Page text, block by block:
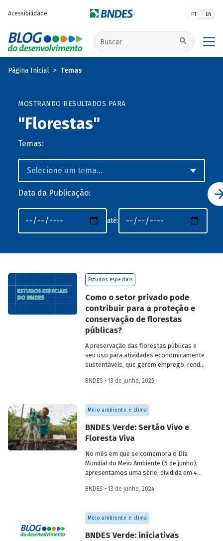
Acessibilidade PT EN
Buscar no site
Página Inicial Temas
MOSTRANDO RESULTADOS PARA
"Florestas"
Temas:
Data da Publicação:
até:
Estudos especiais
Como o setor privado pode
contribuir para a proteção e
conservação de florestas
públicas?
A preservação das florestas públicas e
seu uso para atividades economicamente
sustentáveis, que gerem emprego, renda
vive nessas regiões, não são excludentes.
desafio para a gestão e preservação das
florestas e da possibilidade de utilização
privado para viabilizar o desenvolvimento
sustentável nessas regiões.
BNDES • 13 de junho, 2025
Meio ambiente e clima
BNDES Verde: Sertão Vivo e
Floresta Viva
No mês em que se comemora o Dia
Mundial do Meio Ambiente (5 de junho),
apresentamos uma série, dividida em 4
BNDES relacionadas ao tema. Os
Vivo” e “Floresta Viva”.
BNDES • 13 de junho, 2024
Meio ambiente e clima
BNDES Verde: iniciativas